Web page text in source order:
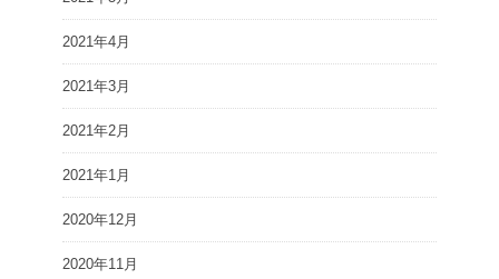
2021年4月
2021年3月
2021年2月
2021年1月
2020年12月
2020年11月